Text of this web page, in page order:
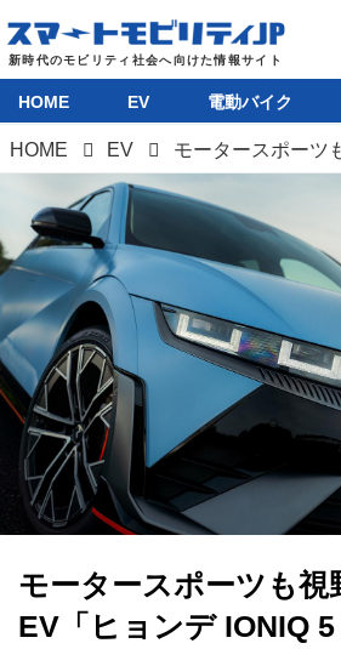
HOME EV 電動バイク
HOME EV
モータースポーツも視
EV「ヒョンデ IONIQ